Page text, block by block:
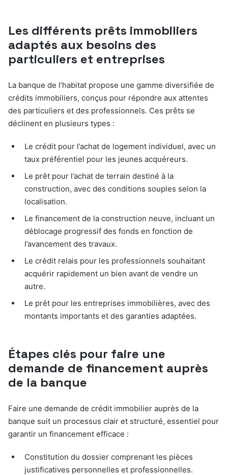
Les différents prêts immobiliers
adaptés aux besoins des
particuliers et entreprises
La banque de l’habitat propose une gamme diversifiée de
crédits immobiliers, conçus pour répondre aux attentes
des particuliers et des professionnels. Ces prêts se
déclinent en plusieurs types :
Le crédit pour l’achat de logement individuel, avec un
taux préférentiel pour les jeunes acquéreurs.
Le prêt pour l’achat de terrain destiné à la
construction, avec des conditions souples selon la
localisation.
Le financement de la construction neuve, incluant un
déblocage progressif des fonds en fonction de
l’avancement des travaux.
Le crédit relais pour les professionnels souhaitant
acquérir rapidement un bien avant de vendre un
autre.
Le prêt pour les entreprises immobilières, avec des
montants importants et des garanties adaptées.
Étapes clés pour faire une
demande de financement auprès
de la banque
Faire une demande de crédit immobilier auprès de la
banque suit un processus clair et structuré, essentiel pour
garantir un financement efficace :
Constitution du dossier comprenant les pièces
justificatives personnelles et professionnelles.